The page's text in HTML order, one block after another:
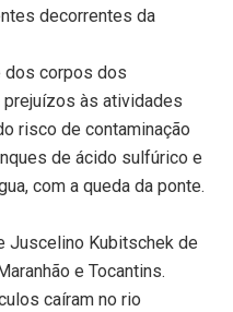
decorrentes da
dos corpos dos
às atividades
risco de contaminação
de ácido sulfúrico e
com a queda da ponte.
Juscelino Kubitschek de
e Tocantins.
caíram no rio